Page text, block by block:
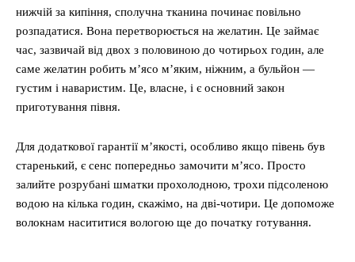
нижчій за кипіння, сполучна тканина починає повільно
розпадатися. Вона перетворюється на желатин. Це займає
час, зазвичай від двох з половиною до чотирьох годин, але
саме желатин робить м’ясо м’яким, ніжним, а бульйон —
густим і наваристим. Це, власне, і є основний закон
приготування півня.
Для додаткової гарантії м’якості, особливо якщо півень був
старенький, є сенс попередньо замочити м’ясо. Просто
залийте розрубані шматки прохолодною, трохи підсоленою
водою на кілька годин, скажімо, на дві-чотири. Це допоможе
волокнам насититися вологою ще до початку готування.